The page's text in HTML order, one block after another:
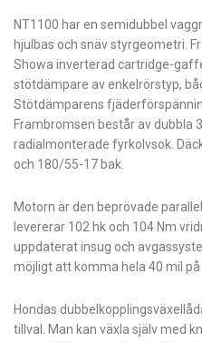
NT1100 har en semidubbel
hjulbas och snäv styrgeometri.
Showa inverterad cartridge-
stötdämpare av enkelrörstyp,
Stötdämparens
Frambromsen består av dubbla
radialmonterade fyrkolvsok.
och 180/55-17 bak.
Motorn är den beprövade
levererar 102 hk och 104 Nm
uppdaterat insug och
möjligt att komma hela 40 mil på
Hondas
tillval. Man kan växla själv med